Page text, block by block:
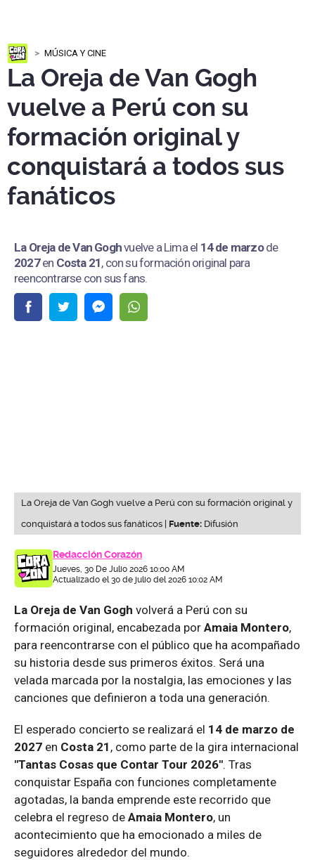
MÚSICA Y CINE
La Oreja de Van Gogh
vuelve a Perú con su
formación original y
conquistará a todos sus
fanáticos
La Oreja de Van Goghvuelve a Lima el 14 de marzode
2027en Costa 21, con su formación original para
reencontrarse con sus fans.
La Oreja de Van Gogh vuelve a Perú con su formación original y
conquistará a todos sus fanáticos | Fuente: Difusión
Redacción Corazón
Jueves, 30 De Julio 2026 10:00 AM
Actualizado el 30 de julio del 2026 10:02 AM
La Oreja de Van Gogh volverá a Perú con su
formación original, encabezada por Amaia Montero,
para reencontrarse con el público que ha acompañado
su historia desde sus primeros éxitos. Será una
velada marcada por la nostalgia, las emociones y las
canciones que definieron a toda una generación.
El esperado concierto se realizará el 14 de marzo de
2027 en Costa 21 , como parte de la gira internacional
"Tantas Cosas que Contar Tour 2026". Tras
conquistar España con funciones completamente
agotadas, la banda emprende este recorrido que
celebra el regreso de Amaia Montero, un
acontecimiento que ha emocionado a miles de
seguidores alrededor del mundo.